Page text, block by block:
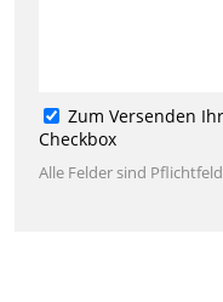
Zum Versenden
Checkbox
Alle Felder sind